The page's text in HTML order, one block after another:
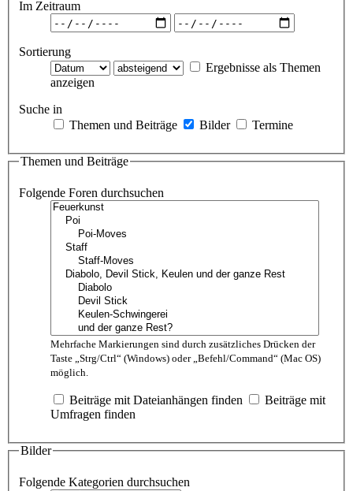
Im Zeitraum
Sortierung
Ergebnisse als Themen
anzeigen
Suche in
Themen und Beiträge
Bilder Termine
Themen und Beiträge
Folgende Foren durchsuchen
Mehrfache Markierungen sind durch zusätzliches Drücken der
Taste „Strg/Ctrl“ (Windows) oder „Befehl/Command“ (Mac OS)
möglich.
Beiträge mit Dateianhängen finden
Beiträge mit
Umfragen finden
Bilder
Folgende Kategorien durchsuchen